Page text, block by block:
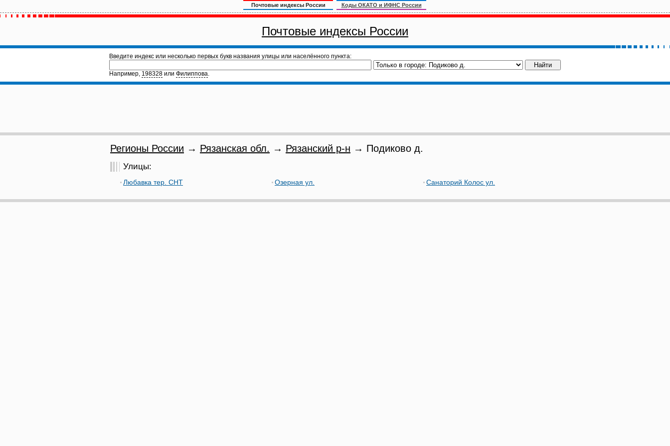
Почтовые индексы России Коды ОКАТО и ИФНС России
Почтовые индексы России
Введите индекс или несколько первых букв названия улицы или населённого пункта:
Например, 198328 или Филиппова.
Регионы России → Рязанская обл. → Рязанский р-н → Подиково д.
Улицы:
Любавка тер. СНТ Озерная ул. Санаторий Колос ул.